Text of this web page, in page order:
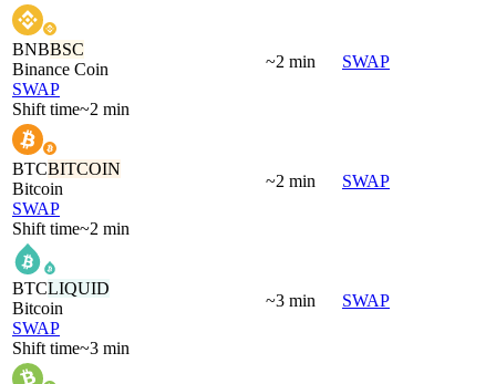
BNBBSC
Binance Coin
SWAP
Shift time~2 min
~2 min SWAP
BTCBITCOIN
Bitcoin
SWAP
Shift time~2 min
~2 min SWAP
BTCLIQUID
Bitcoin
SWAP
Shift time~3 min
~3 min SWAP